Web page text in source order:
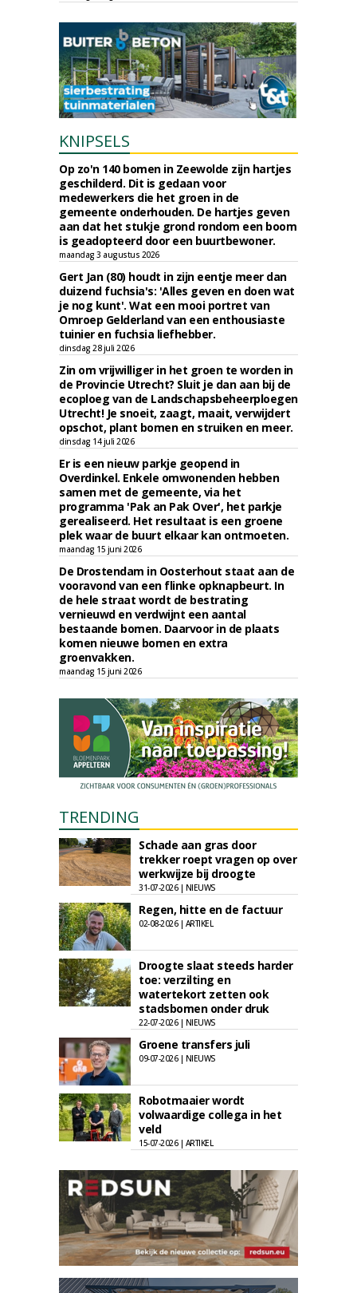
KNIPSELS
Op zo'n 140 bomen in Zeewolde zijn hartjes
geschilderd. Dit is gedaan voor
medewerkers die het groen in de
gemeente onderhouden. De hartjes geven
aan dat het stukje grond rondom een boom
is geadopteerd door een buurtbewoner.
maandag 3 augustus 2026
Gert Jan (80) houdt in zijn eentje meer dan
duizend fuchsia's: 'Alles geven en doen wat
je nog kunt'. Wat een mooi portret van
Omroep Gelderland van een enthousiaste
tuinier en fuchsia liefhebber.
dinsdag 28 juli 2026
Zin om vrijwilliger in het groen te worden in
de Provincie Utrecht? Sluit je dan aan bij de
ecoploeg van de Landschapsbeheerploegen
Utrecht! Je snoeit, zaagt, maait, verwijdert
opschot, plant bomen en struiken en meer.
dinsdag 14 juli 2026
Er is een nieuw parkje geopend in
Overdinkel. Enkele omwonenden hebben
samen met de gemeente, via het
programma 'Pak an Pak Over', het parkje
gerealiseerd. Het resultaat is een groene
plek waar de buurt elkaar kan ontmoeten.
maandag 15 juni 2026
De Drostendam in Oosterhout staat aan de
vooravond van een flinke opknapbeurt. In
de hele straat wordt de bestrating
vernieuwd en verdwijnt een aantal
bestaande bomen. Daarvoor in de plaats
komen nieuwe bomen en extra
groenvakken.
maandag 15 juni 2026
TRENDING
Schade aan gras door
trekker roept vragen op over
werkwijze bij droogte
31-07-2026 | NIEUWS
Regen, hitte en de factuur
02-08-2026 | ARTIKEL
Droogte slaat steeds harder
toe: verzilting en
watertekort zetten ook
stadsbomen onder druk
22-07-2026 | NIEUWS
Groene transfers juli
09-07-2026 | NIEUWS
Robotmaaier wordt
volwaardige collega in het
veld
15-07-2026 | ARTIKEL